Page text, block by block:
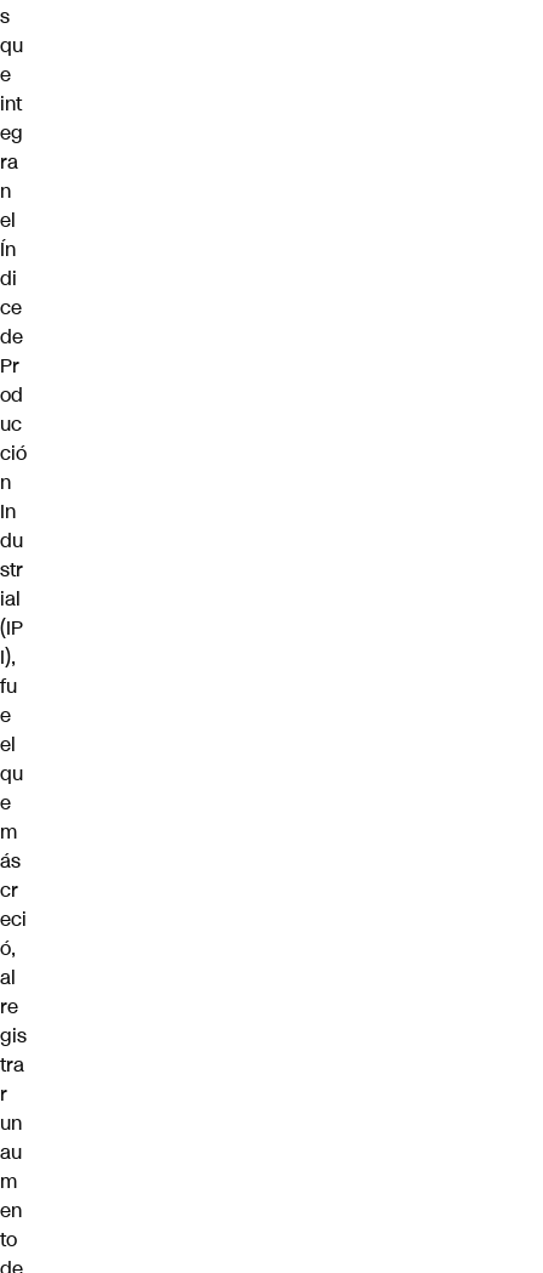
s
qu
e
int
eg
ra
n
el
Ín
di
ce
de
Pr
od
uc
ció
n
In
du
str
ial
(IP
I),
fu
e
el
qu
e
m
ás
cr
eci
ó,
al
re
gis
tra
r
un
au
m
en
to